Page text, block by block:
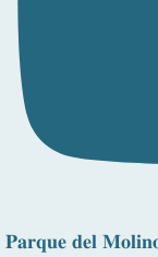
𝐏𝐚𝐫𝐪𝐮𝐞 𝐝𝐞𝐥